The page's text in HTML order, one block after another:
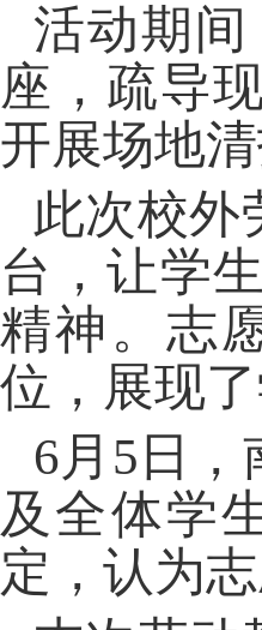
活动期
座，疏导
开展场地
此次校外
台，让学
精神。志
位，展现
6月5日
及全体学
定，认为